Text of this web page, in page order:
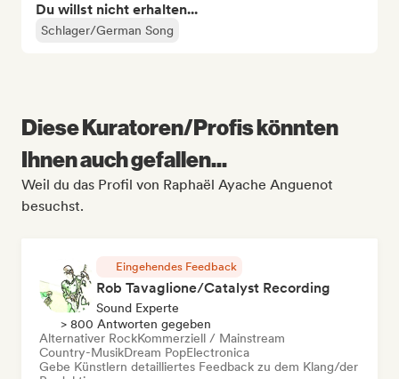
Du willst nicht erhalten...
Schlager/German Song
Diese Kuratoren/Profis könnten
Ihnen auch gefallen...
Weil du das Profil von Raphaël Ayache Anguenot
besuchst.
Eingehendes Feedback
Rob Tavaglione/Catalyst Recording
Sound Experte
> 800 Antworten gegeben
Alternativer RockKommerziell / Mainstream
Country-MusikDream PopElectronica
Gebe Künstlern detailliertes Feedback zu dem Klang/der